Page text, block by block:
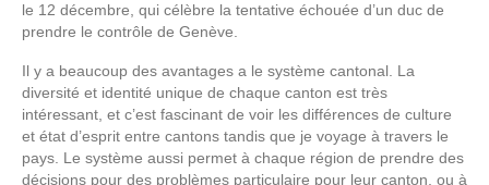
le 12 décembre, qui célèbre la tentative échouée d’un duc de
prendre le contrôle de Genève.
Il y a beaucoup des avantages a le système cantonal. La
diversité et identité unique de chaque canton est très
intéressant, et c’est fascinant de voir les différences de culture
et état d’esprit entre cantons tandis que je voyage à travers le
pays. Le système aussi permet à chaque région de prendre des
décisions pour des problèmes particulaire pour leur canton, ou à